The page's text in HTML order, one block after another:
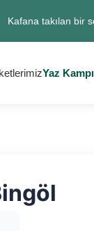
Kafana takılan bir
Yaz Kampı